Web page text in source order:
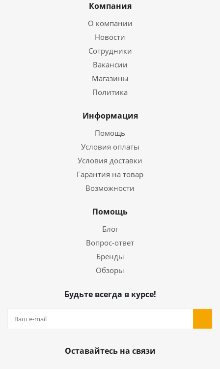
Компания
О компании
Новости
Сотрудники
Вакансии
Магазины
Политика
Информация
Помощь
Условия оплаты
Условия доставки
Гарантия на товар
Возможности
Помощь
Блог
Вопрос-ответ
Бренды
Обзоры
Будьте всегда в курсе!
Оставайтесь на связи